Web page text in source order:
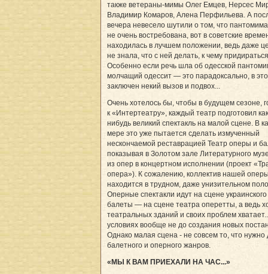
также ветераны-мимы Олег Емцев, Нерсес
Владимир Комаров, Алена Перфильева. А
вечера невесело шутили о том, что
не очень востребована, вот в советские
находилась в лучшем положении, ведь даже
не знала, что с ней делать, к чему
Особенно если речь шла об одесской
молчащий одессит — это парадоксально, в
заключен некий вызов и подвох...
Очень хотелось бы, чтобы в будущем сезоне,
к «Интертеатру», каждый театр подготовил
нибудь великий спектакль на малой сцене. В
мере это уже пытается сделать измученный
нескончаемой реставрацией Театр оперы и
показывая в Золотом зале Литературного
из опер в концертном исполнении (проект
опера»). К сожалению, коллектив нашей
находится в трудном, даже унизительном
Оперные спектакли идут на сцене
балеты — на сцене театра оперетты, а ведь
театральных зданий и своих проблем
условиях вообще не до создания новых
Однако малая сцена - не совсем то, что нужно
балетного и оперного жанров.
«МЫ К ВАМ ПРИЕХАЛИ НА ЧАС...»